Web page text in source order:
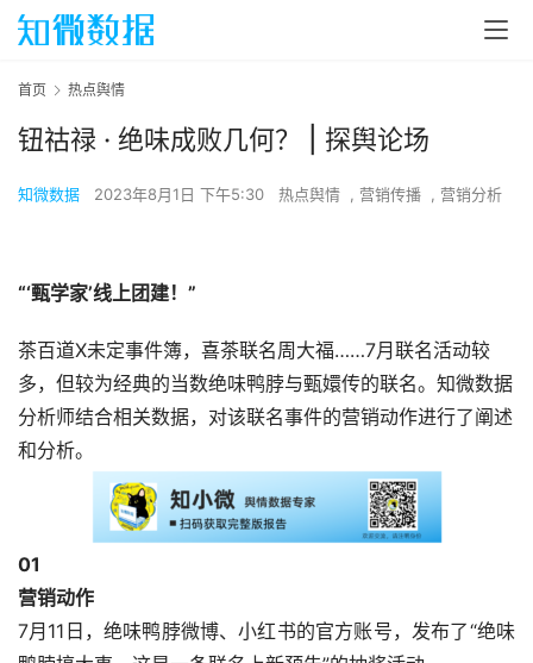
首页 热点舆情
钮祜禄 · 绝味成败几何？ | 探舆论场
知微数据 2023年8月1日 下午5:30 热点舆情 , 营销传播 , 营销分析
“‘甄学家’线上团建！”
茶百道X未定事件簿，喜茶联名周大福……7月联名活动较
多，但较为经典的当数绝味鸭脖与甄嬛传的联名。知微数据
分析师结合相关数据，对该联名事件的营销动作进行了阐述
和分析。
01
营销动作
7月11日，绝味鸭脖微博、小红书的官方账号，发布了“绝味